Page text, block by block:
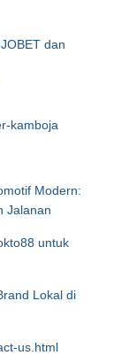
dan
kamboja
Modern:
Jalanan
untuk
Lokal di
us.html